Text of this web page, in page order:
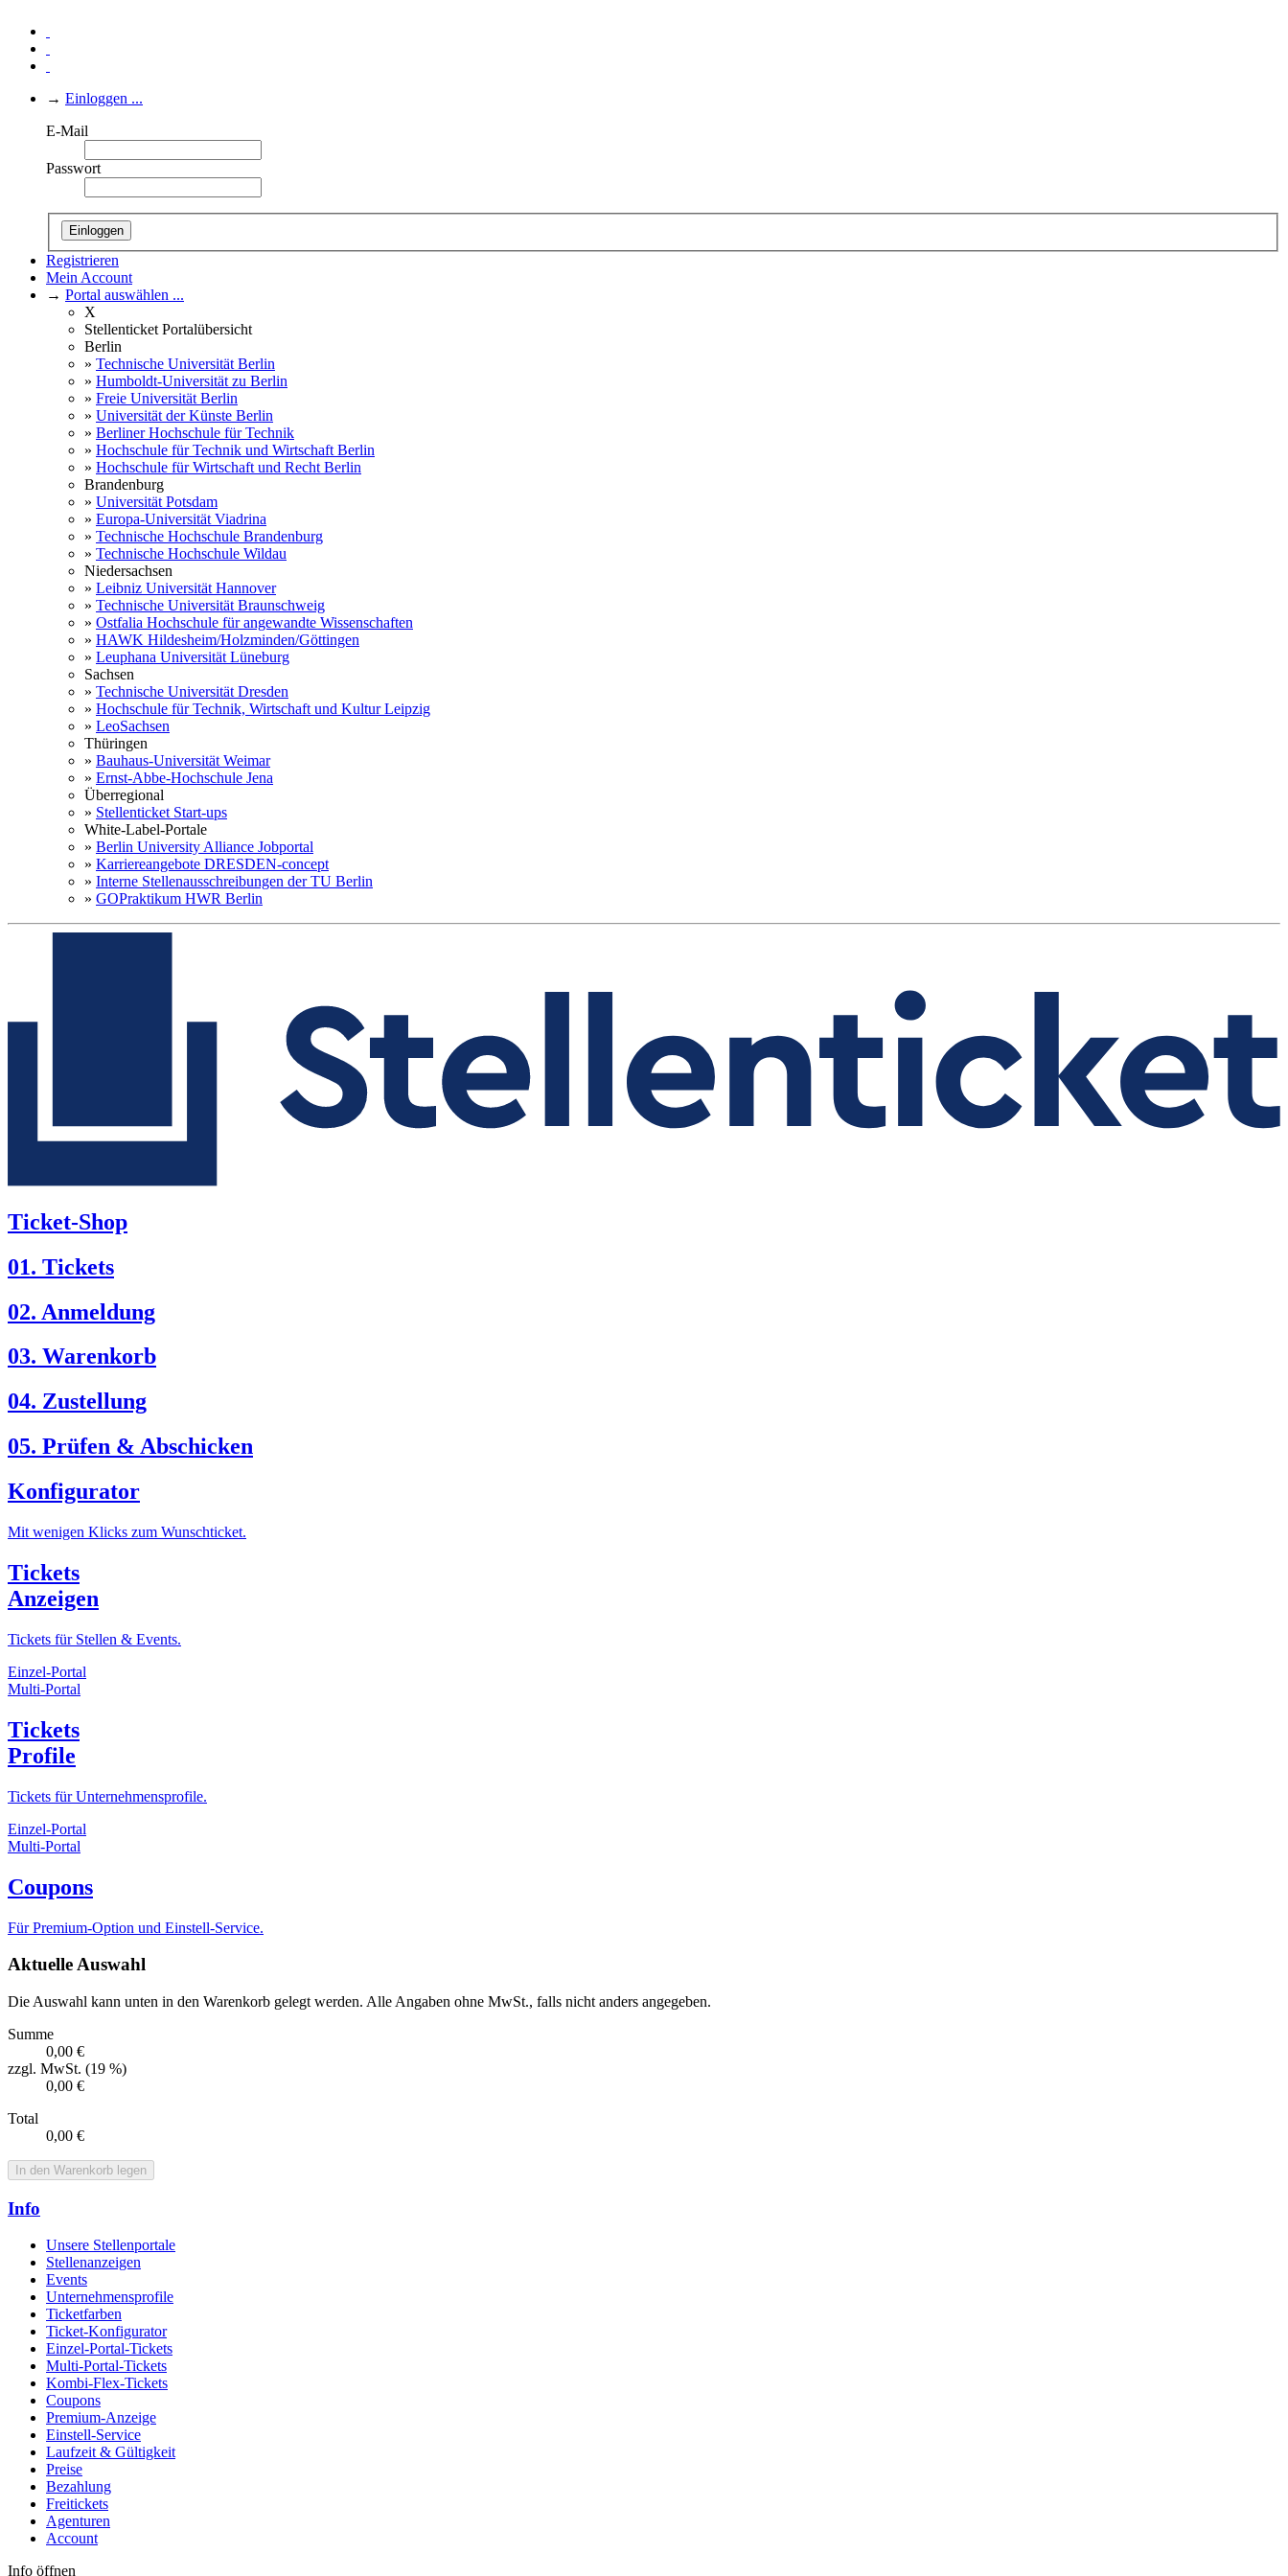
→ Einloggen ...
E-Mail
Passwort
Einloggen
Registrieren
Mein Account
→ Portal auswählen ...
X
Stellenticket Portalübersicht
Berlin
» Technische Universität Berlin
» Humboldt-Universität zu Berlin
» Freie Universität Berlin
» Universität der Künste Berlin
» Berliner Hochschule für Technik
» Hochschule für Technik und Wirtschaft Berlin
» Hochschule für Wirtschaft und Recht Berlin
Brandenburg
» Universität Potsdam
» Europa-Universität Viadrina
» Technische Hochschule Brandenburg
» Technische Hochschule Wildau
Niedersachsen
» Leibniz Universität Hannover
» Technische Universität Braunschweig
» Ostfalia Hochschule für angewandte Wissenschaften
» HAWK Hildesheim/Holzminden/Göttingen
» Leuphana Universität Lüneburg
Sachsen
» Technische Universität Dresden
» Hochschule für Technik, Wirtschaft und Kultur Leipzig
» LeoSachsen
Thüringen
» Bauhaus-Universität Weimar
» Ernst-Abbe-Hochschule Jena
Überregional
» Stellenticket Start-ups
White-Label-Portale
» Berlin University Alliance Jobportal
» Karriereangebote DRESDEN-concept
» Interne Stellenausschreibungen der TU Berlin
» GOPraktikum HWR Berlin
Ticket-Shop
01. Tickets
02. Anmeldung
03. Warenkorb
04. Zustellung
05. Prüfen & Abschicken
Konfigurator
Mit wenigen Klicks zum Wunschticket.
Tickets
Anzeigen
Tickets für Stellen & Events.
Einzel-Portal
Multi-Portal
Tickets
Profile
Tickets für Unternehmensprofile.
Einzel-Portal
Multi-Portal
Coupons
Für Premium-Option und Einstell-Service.
Aktuelle Auswahl
Die Auswahl kann unten in den Warenkorb gelegt werden. Alle Angaben ohne MwSt., falls nicht anders angegeben.
Summe
0,00 €
zzgl. MwSt. (19 %)
0,00 €
Total
0,00 €
In den Warenkorb legen
Info
Unsere Stellenportale
Stellenanzeigen
Events
Unternehmensprofile
Ticketfarben
Ticket-Konfigurator
Einzel-Portal-Tickets
Multi-Portal-Tickets
Kombi-Flex-Tickets
Coupons
Premium-Anzeige
Einstell-Service
Laufzeit & Gültigkeit
Preise
Bezahlung
Freitickets
Agenturen
Account
Info öffnen